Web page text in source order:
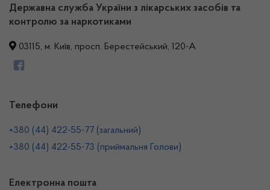
Державна служба України з лікарських засобів та
контролю за наркотиками
03115, м. Київ, просп. Берестейський, 120-А
Телефони
+380 (44) 422-55-77 (загальний)
+380 (44) 422-55-73 (приймальня Голови)
Електронна пошта